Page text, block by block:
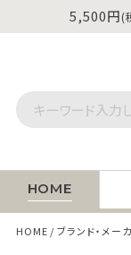
5,500円(
HOME
HOME ブランド・メー